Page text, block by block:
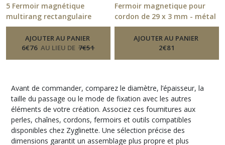
5 Fermoir magnétique
multirang rectangulaire
doré, argenté - 3.3 x 1.4 x 0.7
cm - 6 rangs- Fermoirs
AJOUTER AU PANIER
6€76 AU LIEU DE 7€51
Fermoir magnetique pour
cordon de 29 x 3 mm - métal
argenté - argenté mat - doré
- 310.51-Fermoirs
AJOUTER AU PANIER
2€81
Avant de commander, comparez le diamètre, l’épaisseur, la
taille du passage ou le mode de fixation avec les autres
éléments de votre création. Associez ces fournitures aux
perles, chaînes, cordons, fermoirs et outils compatibles
disponibles chez Zyglinette. Une sélection précise des
dimensions garantit un assemblage plus propre et plus